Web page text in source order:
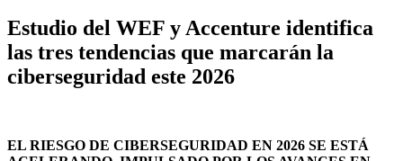
Estudio del WEF y Accenture identifica
las tres tendencias que marcarán la
ciberseguridad este 2026
EL RIESGO DE CIBERSEGURIDAD EN 2026 SE ESTÁ